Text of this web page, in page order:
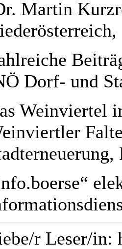
Martin
Dorf- und
Weinviertel
r Leser/in: